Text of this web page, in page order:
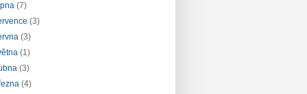
(7)
(3)
(3)
(1)
(3)
(4)